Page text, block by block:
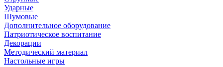
Ударные
Шумовые
Дополнительное оборудование
Патриотическое воспитание
Декорации
Методический материал
Настольные игры